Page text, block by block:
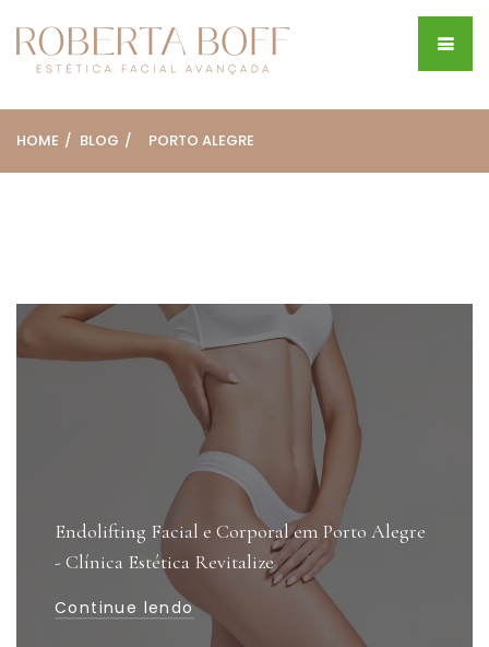
HOME BLOG PORTO ALEGRE
Endolifting Facial e Corporal em Porto Alegre
- Clínica Estética Revitalize
Continue lendo